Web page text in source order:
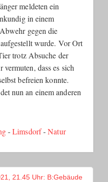
meldeten ein
in einem
gegen die
wurde. Vor Ort
trotz Absuche der
dass es sich
befreien konnte.
nun an einem anderen
-Limsdorf-Natur
21.45 Uhr: B:Gebäude